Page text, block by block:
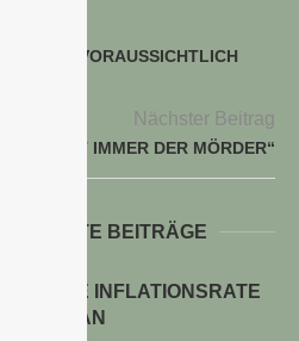
2022 VORAUSSICHTLICH
Nächster Beitrag
IST IMMER DER MÖRDER“
BEITRÄGE
DIE INFLATIONSRATE
2026 AN